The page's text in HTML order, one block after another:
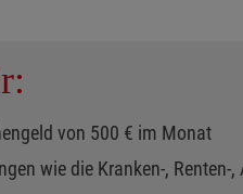
von 500 € im Monat
wie die Kranken-, Renten-,